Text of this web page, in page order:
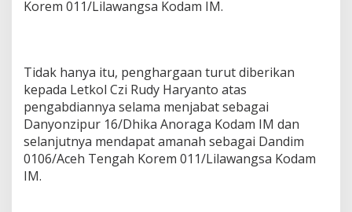
Korem 011/Lilawangsa Kodam IM.
Tidak hanya itu, penghargaan turut diberikan
kepada Letkol Czi Rudy Haryanto atas
pengabdiannya selama menjabat sebagai
Danyonzipur 16/Dhika Anoraga Kodam IM dan
selanjutnya mendapat amanah sebagai Dandim
0106/Aceh Tengah Korem 011/Lilawangsa Kodam
IM.